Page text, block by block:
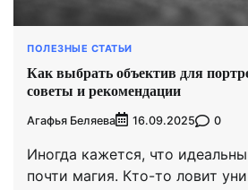
ПОЛЕЗНЫЕ СТАТЬИ
Как выбрать объектив для
советы и рекомендации
Агафья Беляева 16.09.2025 0
Иногда кажется, что
почти магия. Кто-то ловит